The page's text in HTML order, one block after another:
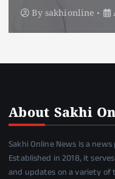
By sakhionline
About Sakhi
Sakhi Online News is a
Established in 2018, it
and updates on a variety